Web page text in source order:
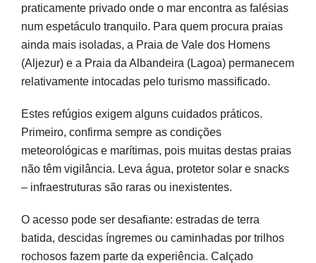
praticamente privado onde o mar encontra as falésias
num espetáculo tranquilo. Para quem procura praias
ainda mais isoladas, a Praia de Vale dos Homens
(Aljezur) e a Praia da Albandeira (Lagoa) permanecem
relativamente intocadas pelo turismo massificado.
Estes refúgios exigem alguns cuidados práticos.
Primeiro, confirma sempre as condições
meteorológicas e marítimas, pois muitas destas praias
não têm vigilância. Leva água, protetor solar e snacks
– infraestruturas são raras ou inexistentes.
O acesso pode ser desafiante: estradas de terra
batida, descidas íngremes ou caminhadas por trilhos
rochosos fazem parte da experiência. Calçado